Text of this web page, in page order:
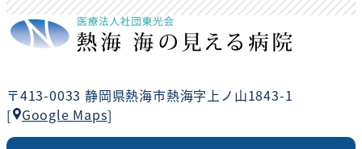
〒413-0033 静岡県熱海市熱海字上ノ山1843-1
[
Google Maps]